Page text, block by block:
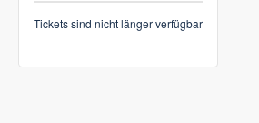
Tickets sind nicht länger verfügbar